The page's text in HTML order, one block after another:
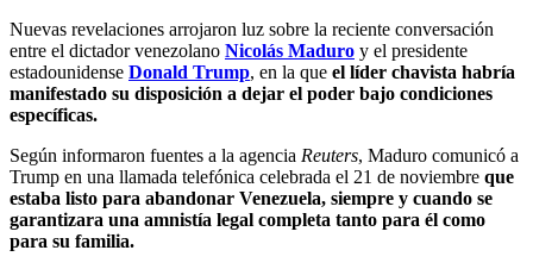
Nuevas revelaciones arrojaron luz sobre la reciente conversación
entre el dictador venezolano Nicolás Maduro y el presidente
estadounidense Donald Trump, en la que el líder chavista habría
manifestado su disposición a dejar el poder bajo condiciones
específicas.
Según informaron fuentes a la agencia Reuters, Maduro comunicó a
Trump en una llamada telefónica celebrada el 21 de noviembre que
estaba listo para abandonar Venezuela, siempre y cuando se
garantizara una amnistía legal completa tanto para él como
para su familia.